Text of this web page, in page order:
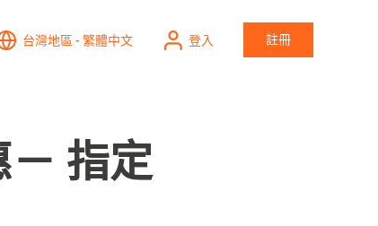
台灣地區 - 繁體中文 登入 註冊
－ 指定